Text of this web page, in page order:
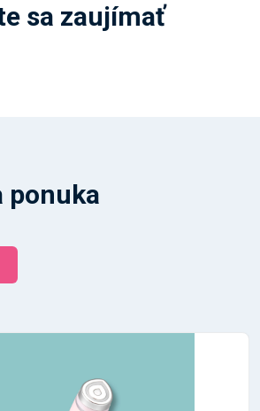
sa zaujímať
ponuka